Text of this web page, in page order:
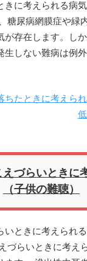
きに考えられる病
糖尿病網膜症や緑
が存在します。し
生しない難病は例
ちたときに考えら
づらいときに
（子供の難聴）
いときに考えられ
づらいときに考え